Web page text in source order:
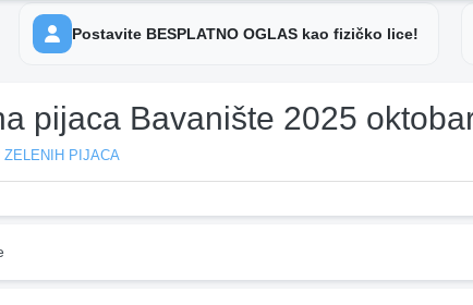
Postavite BESPLATNO OGLAS kao fizičko lice!
pijaca Bavanište 2025
ZELENIH PIJACA